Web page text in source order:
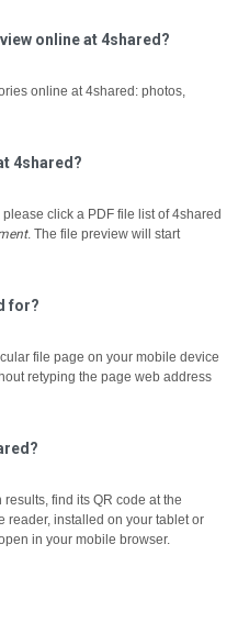
online at 4shared?
online at 4shared: photos,
4shared?
click a PDF file list of 4shared
. The file preview will start
for?
file page on your mobile device
retyping the page web address
find its QR code at the
reader, installed on your tablet or
in your mobile browser.